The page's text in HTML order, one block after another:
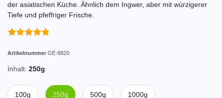
der asiatischen Küche. Ähnlich dem Ingwer, aber mit würzigerer
Tiefe und pfeffriger Frische.
Artikelnummer GE-8820
Inhalt: 250g
100g 250g 500g 1000g